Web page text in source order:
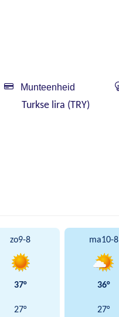
Munteenheid
Turkse lira (TRY)
zo9-8 ma10-8
37° 36°
27° 27°